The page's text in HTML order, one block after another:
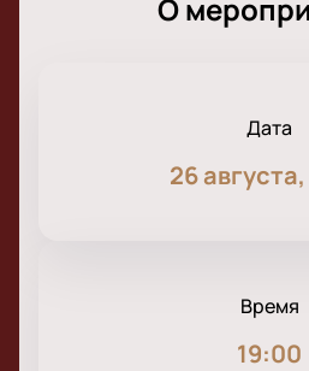
О
Дата
26
Время
19:00